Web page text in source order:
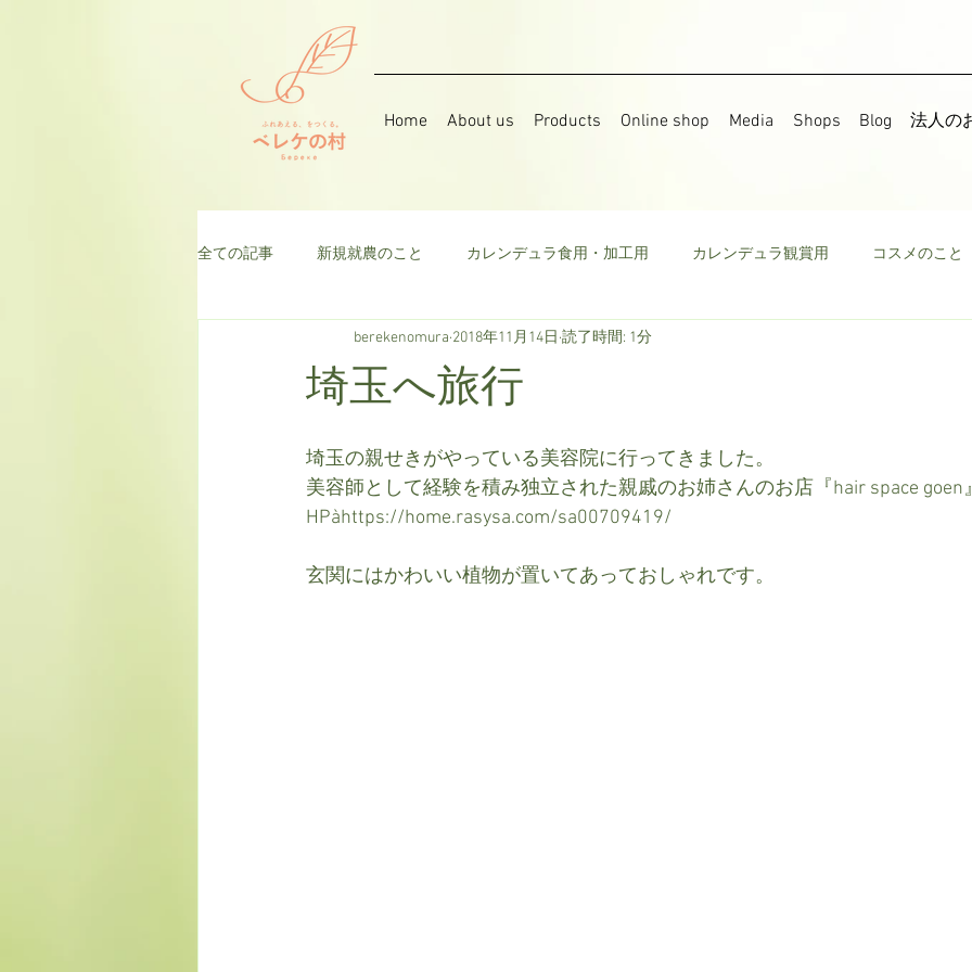
Home About us Products Online shop Media Shops Blog 法人の
全ての記事 新規就農のこと カレンデュラ食用・加工用 カレンデュラ観賞用 コスメのこと
そら豆 ハーブ 果樹 食用菜の花
埼玉へ旅行
berekenomura 2018年11月14日 読了時間: 1分
埼玉の親せきがやっている美容院に行ってきました。
美容師として経験を積み独立された親戚のお姉さんのお店『hair space goen
HPàhttps://home.rasysa.com/sa00709419/
玄関にはかわいい植物が置いてあっておしゃれです。